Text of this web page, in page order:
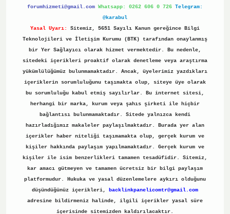
forumhizmeti@gmail.com Whatsapp: 0262 606 0 726 Telegram:
@karabul
Yasal Uyarı:
Sitemiz, 5651 Sayılı Kanun gereğince Bilgi
Teknolojileri ve İletişim Kurumu (BTK) tarafından onaylanmış
bir Yer Sağlayıcı olarak hizmet vermektedir. Bu nedenle,
sitedeki içerikleri proaktif olarak denetleme veya araştırma
yükümlülüğümüz bulunmamaktadır. Ancak, üyelerimiz yazdıkları
içeriklerin sorumluluğunu taşımakta olup, siteye üye olarak
bu sorumluluğu kabul etmiş sayılırlar. Bu internet sitesi,
herhangi bir marka, kurum veya şahıs şirketi ile hiçbir
bağlantısı bulunmamaktadır. Sitede yalnızca kendi
hazırladığımız makaleler paylaşılmaktadır. Burada yer alan
içerikler haber niteliği taşımamakta olup, gerçek kurum ve
kişiler hakkında paylaşım yapılmamaktadır. Gerçek kurum ve
kişiler ile isim benzerlikleri tamamen tesadüfidir. Sitemiz,
kar amacı gütmeyen ve tamamen ücretsiz bir bilgi paylaşım
platformudur. Hukuka ve yasal düzenlemelere aykırı olduğunu
düşündüğünüz içerikleri,
backlinkpanelicomtr@gmail.com
adresine bildirmeniz halinde, ilgili içerikler yasal süre
içerisinde sitemizden kaldırılacaktır.